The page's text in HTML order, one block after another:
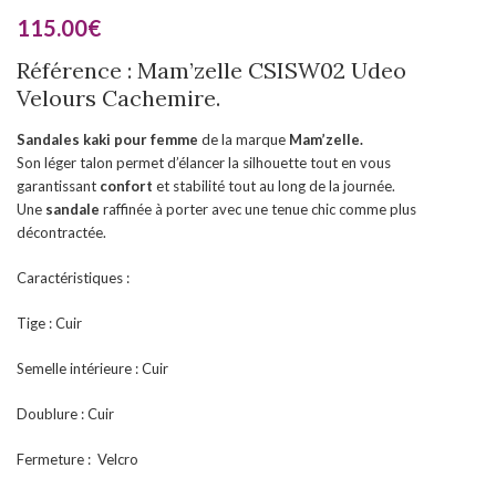
115.00€
Référence : Mam’zelle CSISW02 Udeo
Velours Cachemire.
Sandales kaki pour femme de la marque Mam’zelle.
Son léger talon permet d’élancer la silhouette tout en vous
garantissant confort et stabilité tout au long de la journée.
Une sandale raffinée à porter avec une tenue chic comme plus
décontractée.
Caractéristiques :
Tige : Cuir
Semelle intérieure : Cuir
Doublure : Cuir
Fermeture : Velcro